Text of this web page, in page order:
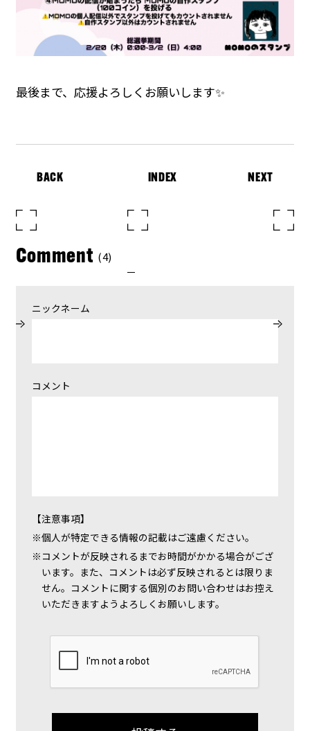
最後まで、応援よろしくお願いします✨
BACK INDEX NEXT
Comment (4)
ニックネーム
コメント
【注意事項】
個人が特定できる情報の記載はご遠慮ください。
コメントが反映されるまでお時間がかかる場合がござ
います。また、コメントは必ず反映されるとは限りま
せん。コメントに関する個別のお問い合わせはお控え
いただきますようよろしくお願いします。